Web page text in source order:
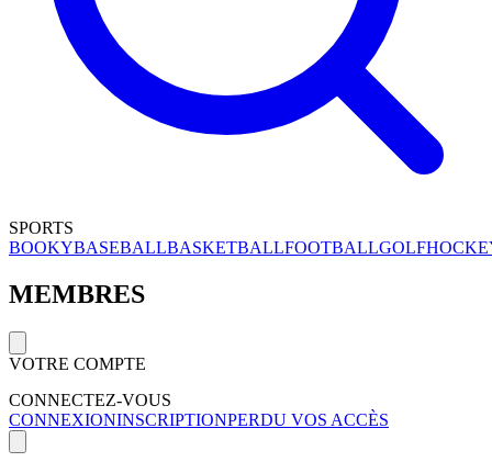
SPORTS
BOOKYBASEBALLBASKETBALLFOOTBALLGOLF
MEMBRES
VOTRE COMPTE
CONNECTEZ-VOUS
CONNEXIONINSCRIPTIONPERDU VOS ACCÈS